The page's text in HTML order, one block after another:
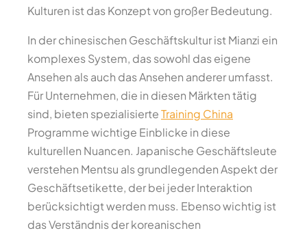
Kulturen ist das Konzept von großer Bedeutung.
In der chinesischen Geschäftskultur ist Mianzi ein
komplexes System, das sowohl das eigene
Ansehen als auch das Ansehen anderer umfasst.
Für Unternehmen, die in diesen Märkten tätig
sind, bieten spezialisierteTraining China
Programme wichtige Einblicke in diese
kulturellen Nuancen. Japanische Geschäftsleute
verstehen Mentsu als grundlegenden Aspekt der
Geschäftsetikette, der bei jeder Interaktion
berücksichtigt werden muss. Ebenso wichtig ist
das Verständnis der koreanischen